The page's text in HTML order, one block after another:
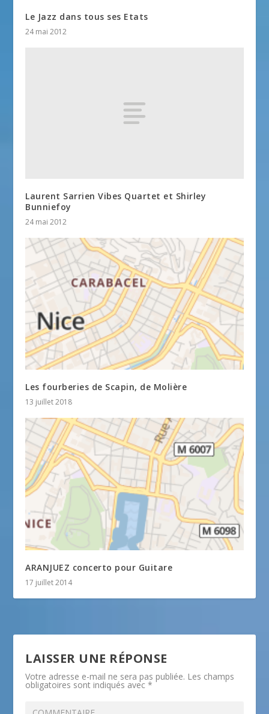
Le Jazz dans tous ses Etats
24 mai 2012
Laurent Sarrien Vibes Quartet et Shirley
Bunniefoy
24 mai 2012
Les fourberies de Scapin, de Molière
13 juillet 2018
ARANJUEZ concerto pour Guitare
17 juillet 2014
LAISSER UNE RÉPONSE
Votre adresse e-mail ne sera pas publiée. Les champs
obligatoires sont indiqués avec*